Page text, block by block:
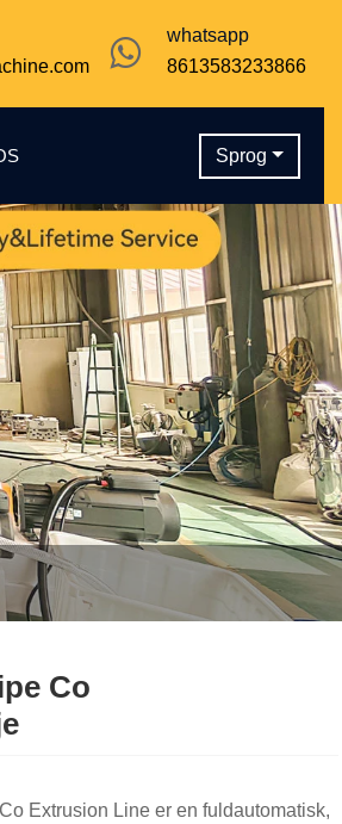
whatsapp
8613583233866
Sprog
Co
Extrusion Line er en fuldautomatisk,